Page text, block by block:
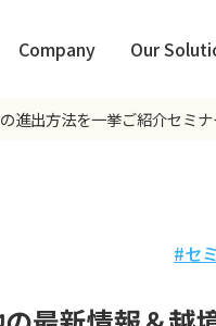
Company Our
進出方法を一挙ご紹介セミ
セ